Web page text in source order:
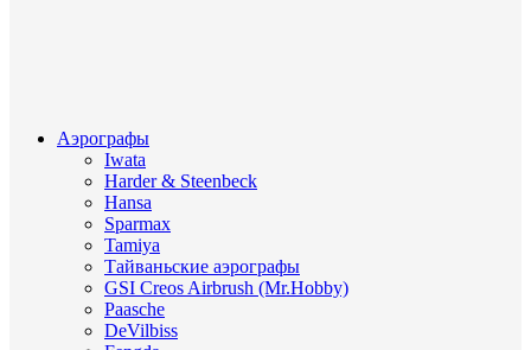
Аэрографы
Iwata
Harder & Steenbeck
Hansa
Sparmax
Tamiya
Тайваньские аэрографы
GSI Creos Airbrush (Mr.Hobby)
Paasche
DeVilbiss